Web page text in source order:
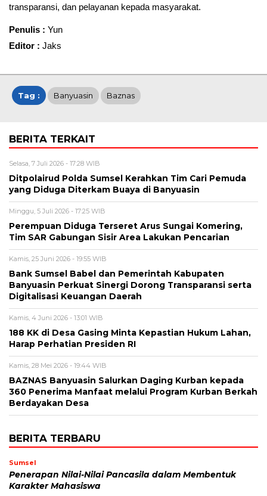
transparansi, dan pelayanan kepada masyarakat.
Penulis : Yun
Editor : Jaks
Tag : Banyuasin Baznas
BERITA TERKAIT
Selasa, 7 Juli 2026 - 17:28 WIB
Ditpolairud Polda Sumsel Kerahkan Tim Cari Pemuda
yang Diduga Diterkam Buaya di Banyuasin
Minggu, 5 Juli 2026 - 17:25 WIB
Perempuan Diduga Terseret Arus Sungai Komering,
Tim SAR Gabungan Sisir Area Lakukan Pencarian
Kamis, 25 Juni 2026 - 19:55 WIB
Bank Sumsel Babel dan Pemerintah Kabupaten
Banyuasin Perkuat Sinergi Dorong Transparansi serta
Digitalisasi Keuangan Daerah
Kamis, 4 Juni 2026 - 13:01 WIB
188 KK di Desa Gasing Minta Kepastian Hukum Lahan,
Harap Perhatian Presiden RI
Kamis, 28 Mei 2026 - 19:44 WIB
BAZNAS Banyuasin Salurkan Daging Kurban kepada
360 Penerima Manfaat melalui Program Kurban Berkah
Berdayakan Desa
BERITA TERBARU
Sumsel
Penerapan Nilai-Nilai Pancasila dalam Membentuk
Karakter Mahasiswa